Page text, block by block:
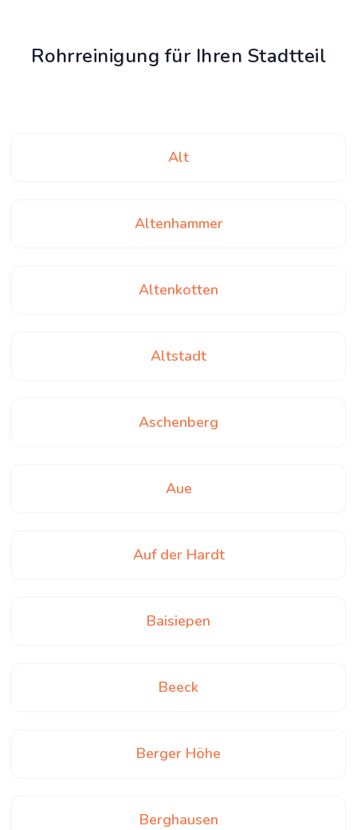
Rohrreinigung für Ihren Stadtteil
Alt
Altenhammer
Altenkotten
Altstadt
Aschenberg
Aue
Auf der Hardt
Baisiepen
Beeck
Berger Höhe
Berghausen